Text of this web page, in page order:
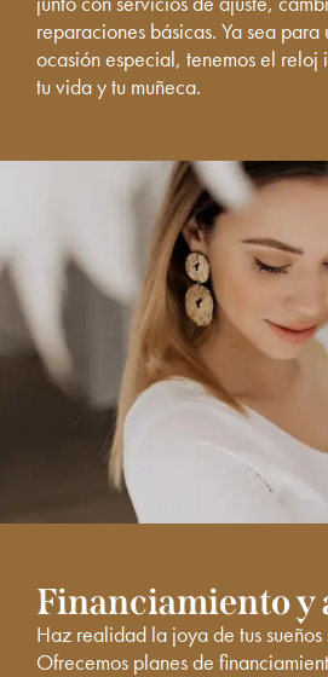
reparaciones básicas. Ya sea
ocasión especial, tenemos el reloj
tu vida y tu muñeca.
Financiamiento y
Haz realidad la joya de tus
Ofrecemos planes de